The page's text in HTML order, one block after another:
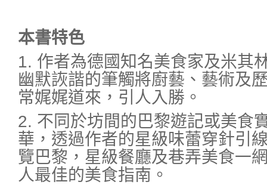
本書特色
1. 作者為德國知名美食家及米其
幽默詼諧的筆觸將廚藝、藝術及
常娓娓道來，引人入勝。
2. 不同於坊間的巴黎遊記或美食
華，透過作者的星級味蕾穿針引
覽巴黎，星級餐廳及巷弄美食一
人最佳的美食指南。